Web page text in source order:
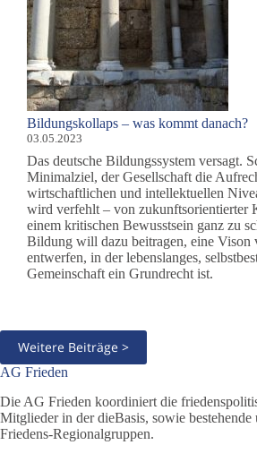
Bildungskollaps – was kommt danach?
03.05.2023
Das deutsche Bildungssystem versagt.
Minimalziel, der Gesellschaft die
wirtschaftlichen und intellektuellen
wird verfehlt – von zukunftsorientierter
einem kritischen Bewusstsein ganz zu
Bildung will dazu beitragen, eine Vison
entwerfen, in der lebenslanges,
Gemeinschaft ein Grundrecht ist.
Weitere Beiträge >
AG Frieden
Die AG Frieden koordiniert die
Mitglieder in der dieBasis, sowie bestehende
Friedens-Regionalgruppen.